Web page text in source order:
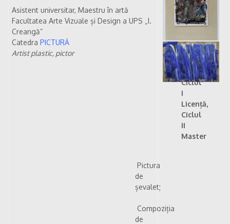
Asistent universitar, Maestru în artă
Facultatea Arte Vizuale și Design a UPS „I.
Creangă”
Catedra PICTURĂ
Artist plastic, pictor
Cursuri:
Ciclul
I
Licență,
Ciclul
II
Master
Pictura
de
șevalet;
Compoziția
de